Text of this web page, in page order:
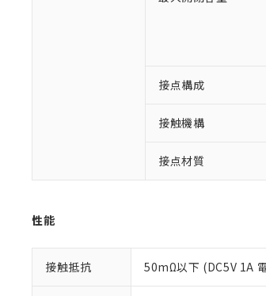
接点構成
接触機構
接点材質
性能
接触抵抗 50mΩ以下 (DC5V 1A